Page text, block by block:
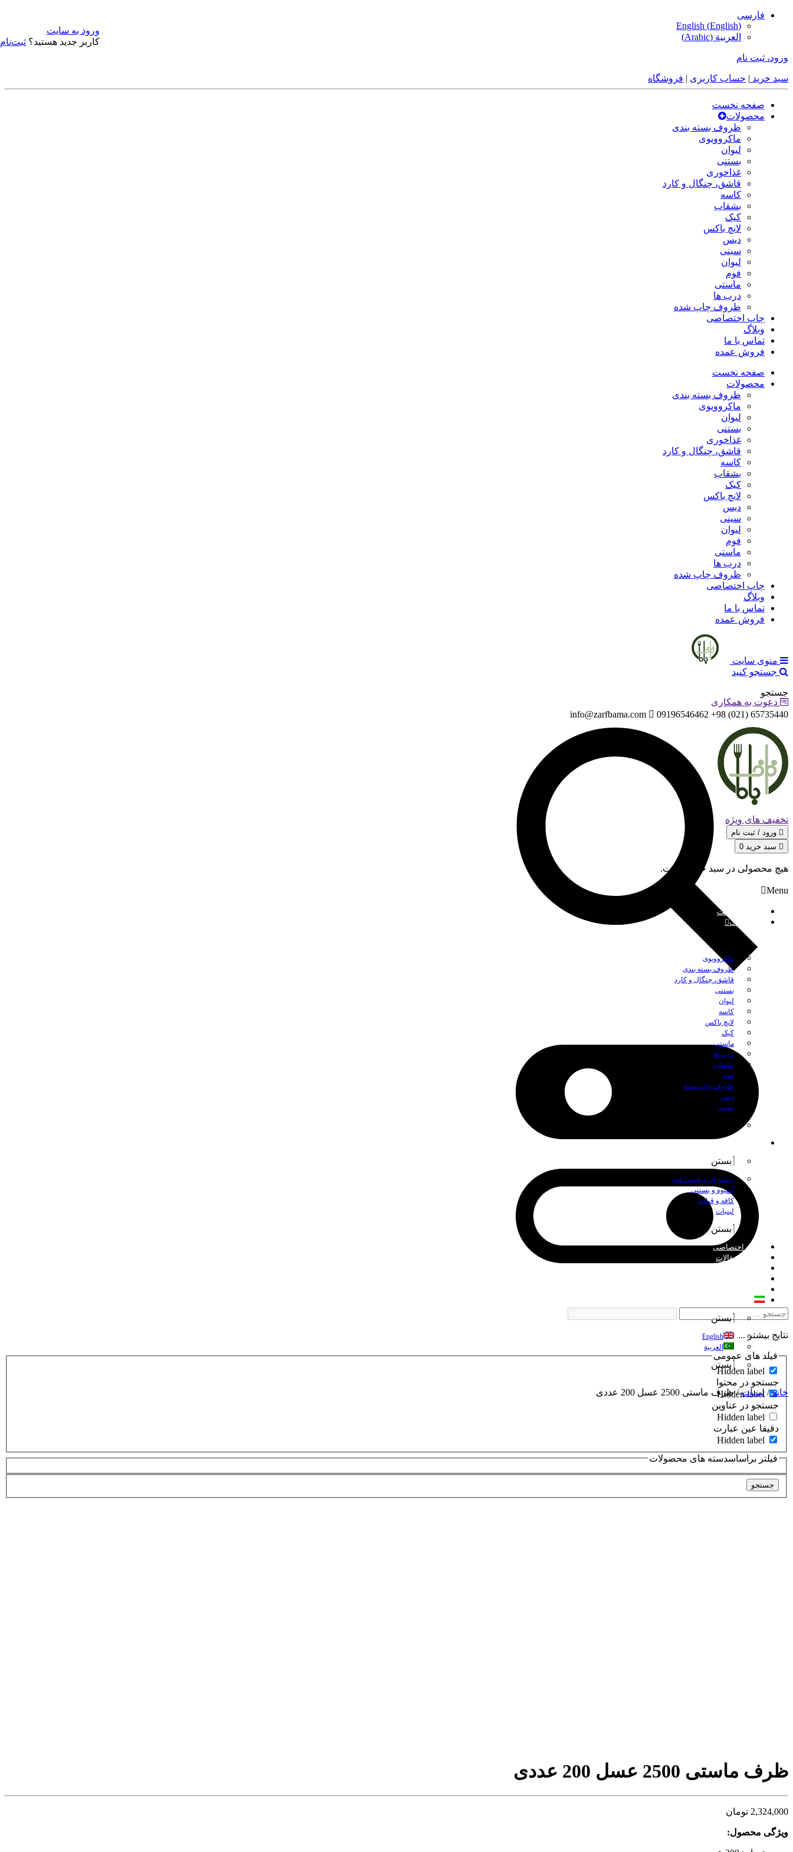
فارسی
English (English)
العربية (
Arabic
)
ورود، ثبت نام
سبد خرید | حساب کاربری | فروشگاه
صفحه نخست
محصولات
ظروف بسته بندی
ماکروویوی
لیوان
بستنی
غذاخوری
قاشق، چنگال و کارد
کاسه
بشقاب
کیک
لانچ باکس
دیس
سینی
لیوان
فوم
ماستی
درب ها
ظروف چاپ شده
چاپ اختصاصی
وبلاگ
تماس با ما
فروش عمده
صفحه نخست
محصولات
ظروف بسته بندی
ماکروویوی
لیوان
بستنی
غذاخوری
قاشق، چنگال و کارد
کاسه
بشقاب
کیک
لانچ باکس
دیس
سینی
لیوان
فوم
ماستی
درب ها
ظروف چاپ شده
چاپ اختصاصی
وبلاگ
تماس با ما
فروش عمده
منوی سایت
جستجو کنید
جستجو
نتایج بیشتر ...
فیلد های عمومی
Hidden label
جستجو در محتوا
Hidden label
جستجو در عناوین
Hidden label
دقیقا عین عبارت
Hidden label
فیلتر براساسدسته های محصولات
جستجو
دعوت به همکاری
65735440 (021) 98+ 09196546462
info@zarfbama.com
تخفیف های ویژه
ورود به سایت
کاربر جدید هستید؟ ثبت‌نام
سبد خرید 0
هیچ محصولی در سبد خرید نیست.
Menu
صفحه نخست
محصولات
ماکروویوی
ظروف بسته بندی
قاشق، چنگال و کارد
بستنی
لیوان
کاسه
لانچ باکس
کیک
ماستی
درب ها
بشقاب
فوم
ظروف چاپ شده
دیس
سینی
بستن
رستوران و فست فود
آبمیوه و بستنی
کافه و قنادی
لبنیات
بستن
چاپ اختصاصی
اخبار و مقالات
بستن
English
العربية
بستن
خانه/ لبنیات/ ظرف ماستی 2500 عسل 200 عددی
ظرف ماستی 2500 عسل 200 عددی
2,324,000 تومان
ویژگی محصول: